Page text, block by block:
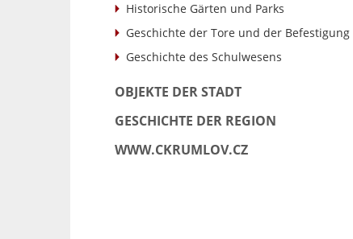
Historische Gärten und Parks
Geschichte der Tore und der Befestigung
Geschichte des Schulwesens
OBJEKTE DER STADT
GESCHICHTE DER REGION
WWW.CKRUMLOV.CZ